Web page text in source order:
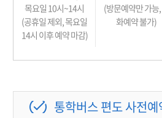
목요일 10시~14시
(공휴일 제외, 목요일
14시 이후 예약 마감)
(방문예약만 가능,
화예약 불가)
통학버스 편도 사전